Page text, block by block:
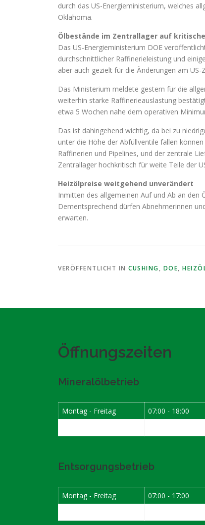
durch das US-Energieministerium, welches
Oklahoma.
Ölbestände im Zentrallager auf
Das US-Energieministerium DOE
durchschnittlicher Raffinerieleistung und
aber auch gezielt für die Änderungen am
Das Ministerium meldete gestern für die
weiterhin starke Raffinerieauslastung
etwa 5 Wochen nahe dem operativen
Das ist dahingehend wichtig, da bei zu
unter die Höhe der Abfüllventile fallen
Raffinerien und Pipelines, und der zentrale
Zentrallager hochkritisch für weite Teile der
Heizölpreise weitgehend unverändert
Inmitten des allgemeinen Auf und Ab an den
Dementsprechend dürfen Abnehmerinnen
erwarten.
VERÖFFENTLICHT IN CUSHING, DOE,
Öffnungszeiten
Mineralölbetrieb
Montag - Freitag
07:00 - 18:00
Entsorgungsbetrieb
Montag - Freitag
07:00 - 17:00